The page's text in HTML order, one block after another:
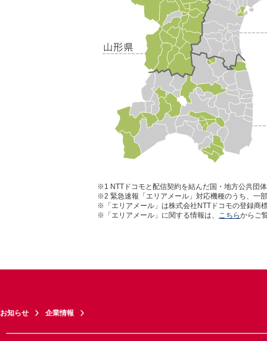
※1 NTTドコモと配信契約を結んだ国・地方公共団
※2 緊急速報「エリアメール」対応機種のうち、一
※「エリアメール」は株式会社NTTドコモの登録商
※「エリアメール」に関する情報は、
こちらからご
お知らせ 企業情報